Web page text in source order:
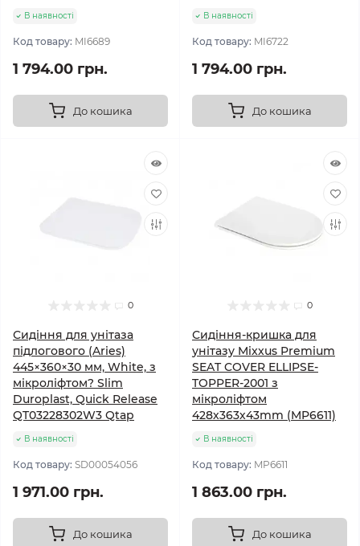
В наявності
Код товару: MI6689
1 794.00 грн.
До кошика
В наявності
Код товару: MI6722
1 794.00 грн.
До кошика
0
Сидіння для унітаза
підлогового (Aries)
445×360×30 мм, White, з
мікроліфтом? Slim
Duroplast, Quick Release
QT03228302W3 Qtap
В наявності
Код товару: SD00054056
1 971.00 грн.
До кошика
0
Сидіння-кришка для
унітазу Mixxus Premium
SEAT COVER ELLIPSE-
TOPPER-2001 з
мікроліфтом
428х363х43mm (MP6611)
В наявності
Код товару: MP6611
1 863.00 грн.
До кошика